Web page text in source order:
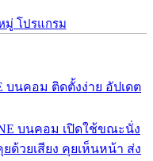
มู่ โปรแกรม
บนคอม ติดตั้งง่าย อัปเดต
บนคอม เปิดใช้ขณะนั่ง
ด้วยเสียง คุยเห็นหน้า ส่ง